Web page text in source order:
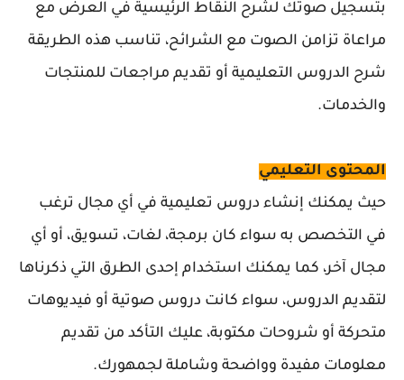
بتسجيل صوتك لشرح النقاط الرئيسية في العرض مع
مراعاة تزامن الصوت مع الشرائح، تناسب هذه الطريقة
شرح الدروس التعليمية أو تقديم مراجعات للمنتجات
والخدمات.
المحتوى التعليمي
حيث يمكنك إنشاء دروس تعليمية في أي مجال ترغب
في التخصص به سواء كان برمجة، لغات، تسويق، أو أي
مجال آخر، كما يمكنك استخدام إحدى الطرق التي ذكرناها
لتقديم الدروس، سواء كانت دروس صوتية أو فيديوهات
متحركة أو شروحات مكتوبة، عليك التأكد من تقديم
معلومات مفيدة وواضحة وشاملة لجمهورك.